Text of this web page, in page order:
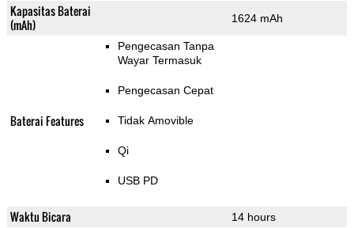
Kapasitas Baterai
(mAh)
1624 mAh
Baterai Features
Pengecasan Tanpa
Wayar Termasuk
Pengecasan Cepat
Tidak Amovible
Qi
USB PD
Waktu Bicara 14 hours